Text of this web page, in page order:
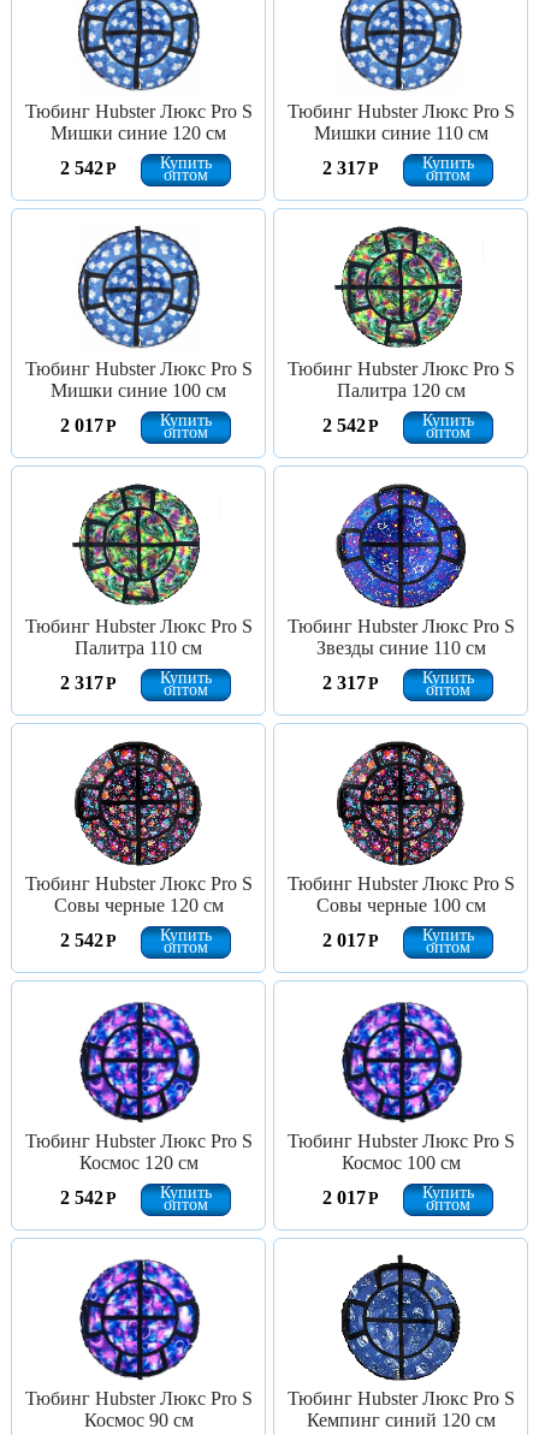
Тюбинг Hubster Люкс Pro S
Мишки синие 120 см
2 542Р Купить
оптом
Тюбинг Hubster Люкс Pro S
Мишки синие 110 см
2 317Р Купить
оптом
Тюбинг Hubster Люкс Pro S
Мишки синие 100 см
2 017Р Купить
оптом
Тюбинг Hubster Люкс Pro S
Палитра 120 см
2 542Р Купить
оптом
Тюбинг Hubster Люкс Pro S
Палитра 110 см
2 317Р Купить
оптом
Тюбинг Hubster Люкс Pro S
Звезды синие 110 см
2 317Р Купить
оптом
Тюбинг Hubster Люкс Pro S
Совы черные 120 см
2 542Р Купить
оптом
Тюбинг Hubster Люкс Pro S
Совы черные 100 см
2 017Р Купить
оптом
Тюбинг Hubster Люкс Pro S
Космос 120 см
2 542Р Купить
оптом
Тюбинг Hubster Люкс Pro S
Космос 100 см
2 017Р Купить
оптом
Тюбинг Hubster Люкс Pro S
Космос 90 см
Тюбинг Hubster Люкс Pro S
Кемпинг синий 120 см